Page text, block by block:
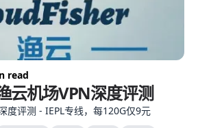
read
云机场VPN深度评测
度评测 - IEPL专线，每120G仅9元